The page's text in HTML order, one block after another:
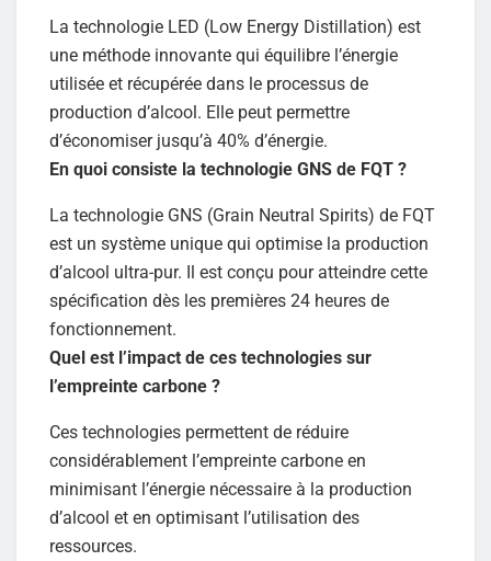
La technologie LED (Low Energy Distillation) est
une méthode innovante qui équilibre l’énergie
utilisée et récupérée dans le processus de
production d’alcool. Elle peut permettre
d’économiser jusqu’à 40% d’énergie.
En quoi consiste la technologie GNS de FQT ?
La technologie GNS (Grain Neutral Spirits) de FQT
est un système unique qui optimise la production
d’alcool ultra-pur. Il est conçu pour atteindre cette
spécification dès les premières 24 heures de
fonctionnement.
Quel est l’impact de ces technologies sur
l’empreinte carbone ?
Ces technologies permettent de réduire
considérablement l’empreinte carbone en
minimisant l’énergie nécessaire à la production
d’alcool et en optimisant l’utilisation des
ressources.